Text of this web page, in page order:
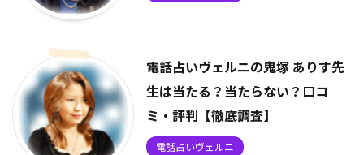
電話占いヴェルニの鬼塚 ありす先
生は当たる？当たらない？口コ
ミ・評判【徹底調査】
電話占いヴェルニ